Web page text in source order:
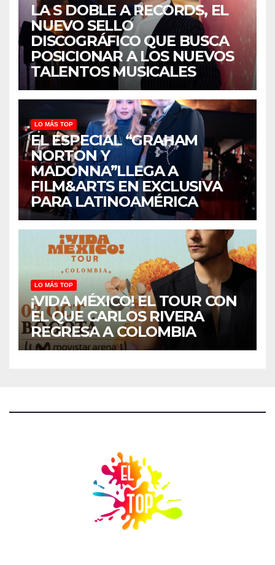
LA S DOBLE A RECORDS, EL
NUEVO SELLO
DISCOGRÁFICO QUE BUSCA
POSICIONAR A LOS NUEVOS
TALENTOS MUSICALES
LO MÁS TOP
EL ESPECIAL “GRAHAM
NORTON Y
MADONNA”LLEGA A
FILM&ARTS EN EXCLUSIVA
PARA LATINOAMÉRICA
LO MÁS TOP
¡VIDA MÉXICO! EL TOUR CON
EL QUE CARLOS RIVERA
REGRESA A COLOMBIA